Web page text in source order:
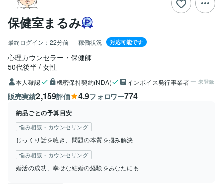
保健室まるみ
最終ログイン： 22分前 稼働状況 対応可能です
心理カウンセラー・保健師
50代後半 女性
本人確認 機密保持契約(NDA) インボイス発行事業者 未登録
販売実績2,159評価 4.9フォロワー774
納品ごとの予算目安
悩み相談・カウンセリング
じっくり話を聴き、問題の本質を掴み解決
悩み相談・カウンセリング
婚活の成功、幸せな結婚の経験をあなたにも